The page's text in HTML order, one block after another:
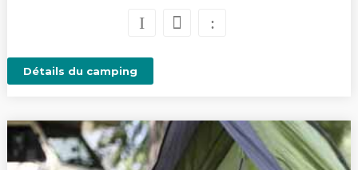
Détails du camping